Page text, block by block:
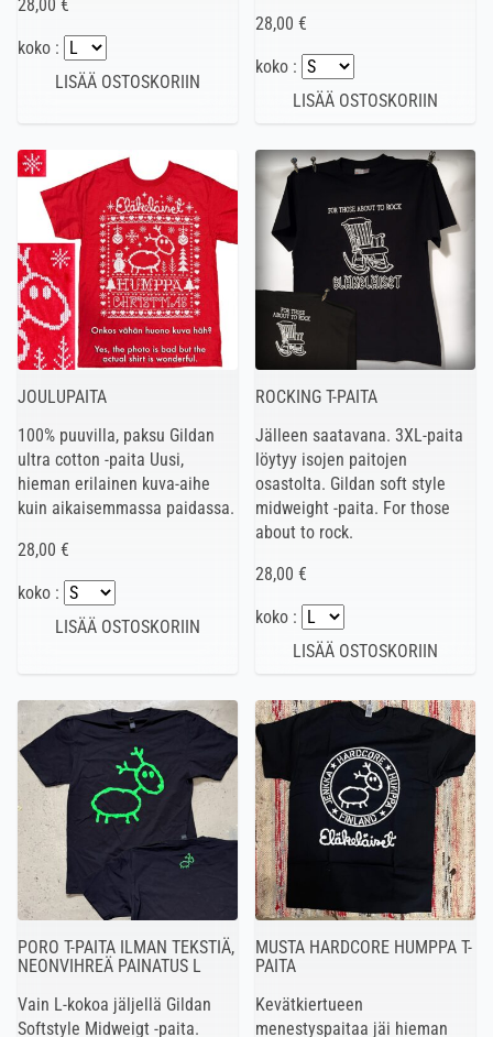
28,00 €
koko :
28,00 €
koko :
JOULUPAITA
100% puuvilla, paksu Gildan
ultra cotton -paita Uusi,
hieman erilainen kuva-aihe
kuin aikaisemmassa paidassa.
28,00 €
koko :
ROCKING T-PAITA
Jälleen saatavana. 3XL-paita
löytyy isojen paitojen
osastolta. Gildan soft style
midweight -paita. For those
about to rock.
28,00 €
koko :
PORO T-PAITA ILMAN TEKSTIÄ,
NEONVIHREÄ PAINATUS L
Vain L-kokoa jäljellä Gildan
Softstyle Midweigt -paita.
MUSTA HARDCORE HUMPPA T-
PAITA
Kevätkiertueen
menestyspaitaa jäi hieman